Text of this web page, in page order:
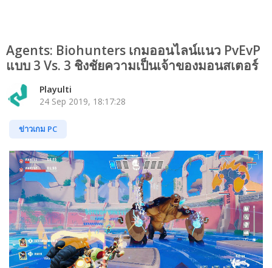
Agents: Biohunters เกมออนไลน์แนว PvEvP
แบบ 3 Vs. 3 ชิงชัยความเป็นเจ้าของมอนสเตอร์
Playulti
24 Sep 2019, 18:17:28
ข่าวเกม PC